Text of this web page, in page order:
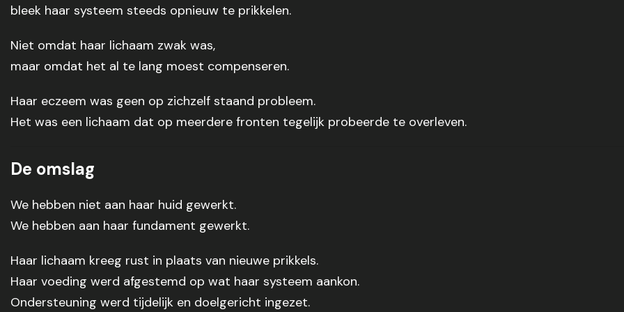
bleek haar systeem steeds opnieuw te prikkelen.
Niet omdat haar lichaam zwak was,
maar omdat het al te lang moest compenseren.
Haar eczeem was geen op zichzelf staand probleem.
Het was een lichaam dat op meerdere fronten tegelijk probeerde te overleven.
De omslag
We hebben niet aan haar huid gewerkt.
We hebben aan haar fundament gewerkt.
Haar lichaam kreeg rust in plaats van nieuwe prikkels.
Haar voeding werd afgestemd op wat haar systeem aankon.
Ondersteuning werd tijdelijk en doelgericht ingezet.